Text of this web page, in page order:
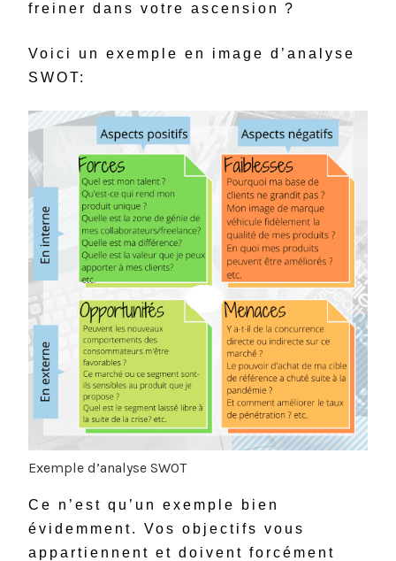
freiner dans votre ascension ?
Voici un exemple en image d’analyse
SWOT:
Exemple d’analyse SWOT
Ce n’est qu’un exemple bien
évidemment. Vos objectifs vous
appartiennent et doivent forcément